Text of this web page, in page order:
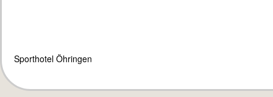
Sporthotel Öhringen